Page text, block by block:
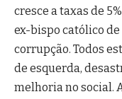
cresce a taxas de
ex-bispo católico
corrupção. Todos
de esquerda,
melhoria no social.